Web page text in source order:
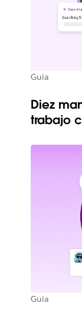
Guía
Diez
trabajo
Guía